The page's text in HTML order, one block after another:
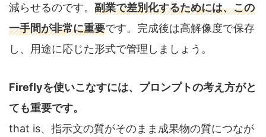
減らせるのです。 副業で差別化するためには、この
一手間が非常に重要です。完成後は高解像度で保存
し、用途に応じた形式で管理しましょう。
Fireflyを使いこなすには、プロンプトの考え方がと
ても重要です。
that is、指示文の質がそのまま成果物の質につなが